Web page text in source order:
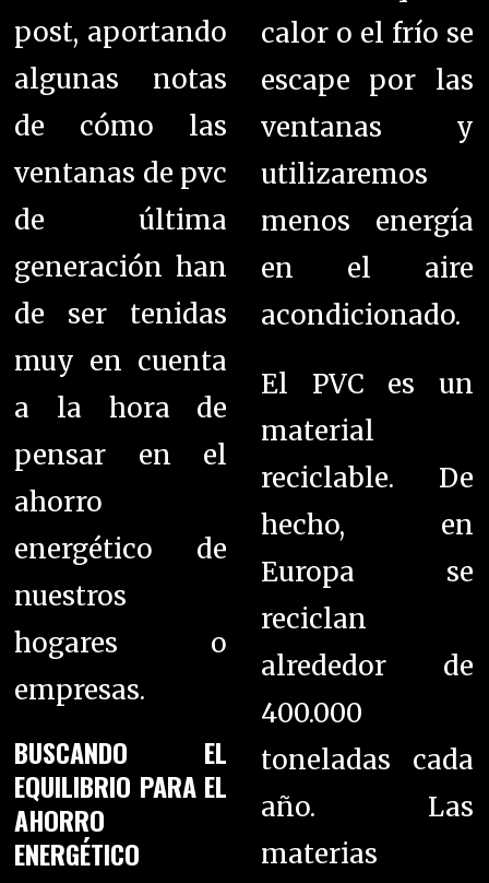
post, aportando
algunas notas
de cómo las
ventanas de pvc
de última
generación han
de ser tenidas
muy en cuenta
a la hora de
pensar en el
ahorro
energético de
nuestros
hogares o
empresas.
BUSCANDO EL
EQUILIBRIO PARA EL
AHORRO
ENERGÉTICO
calor o el frío se
escape por las
ventanas y
utilizaremos
menos energía
en el aire
acondicionado.
El PVC es un
material
reciclable. De
hecho, en
Europa se
reciclan
alrededor de
400.000
toneladas cada
año. Las
materias